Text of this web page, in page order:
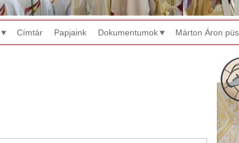
Címtár Papjaink Dokumentumok Márton Áron